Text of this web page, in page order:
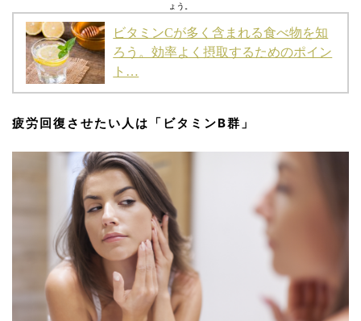
ょう。
ビタミンCが多く含まれる食べ物を知
ろう。効率よく摂取するためのポイン
ト…
疲労回復させたい人は「ビタミンB群」